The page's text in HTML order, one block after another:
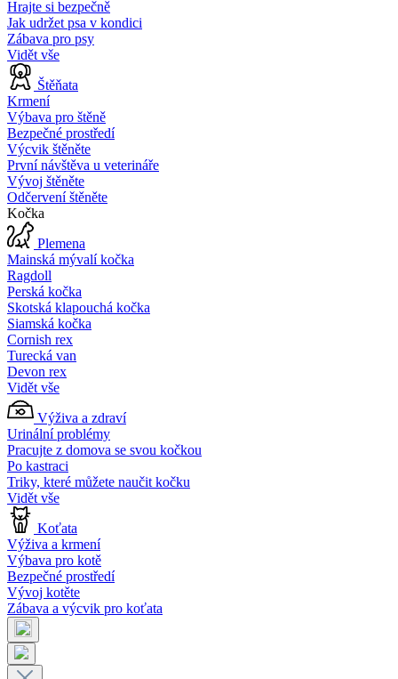
Hrajte si bezpečně
Jak udržet psa v kondici
Zábava pro psy
Vidět vše
Štěňata
Krmení
Výbava pro štěně
Bezpečné prostředí
Výcvik štěněte
První návštěva u veterináře
Vývoj štěněte
Odčervení štěněte
Kočka
Plemena
Mainská mývalí kočka
Ragdoll
Perská kočka
Skotská klapouchá kočka
Siamská kočka
Cornish rex
Turecká van
Devon rex
Vidět vše
Výživa a zdraví
Urinální problémy
Pracujte z domova se svou kočkou
Po kastraci
Triky, které můžete naučit kočku
Vidět vše
Koťata
Výživa a krmení
Výbava pro kotě
Bezpečné prostředí
Vývoj kotěte
Zábava a výcvik pro koťata